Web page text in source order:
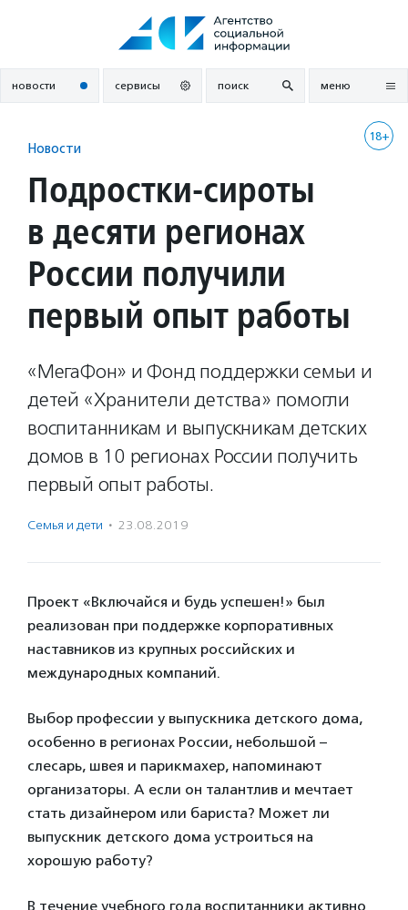
новости сервисы поиск меню
18+
Новости
Подростки-сироты
в десяти регионах
России получили
первый опыт работы
«МегаФон» и Фонд поддержки семьи и
детей «Хранители детства» помогли
воспитанникам и выпускникам детских
домов в 10 регионах России получить
первый опыт работы.
Семья и дети · 23.08.2019
Проект «Включайся и будь успешен!» был
реализован при поддержке корпоративных
наставников из крупных российских и
международных компаний.
Выбор профессии у выпускника детского дома,
особенно в регионах России, небольшой –
слесарь, швея и парикмахер, напоминают
организаторы. А если он талантлив и мечтает
стать дизайнером или бариста? Может ли
выпускник детского дома устроиться на
хорошую работу?
В течение учебного года воспитанники активно